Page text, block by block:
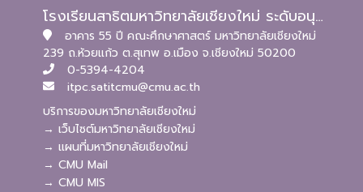
โรงเรียนสาธิตมหาวิทยาลัยเชียงใหม่ ระดับอนุบาลและประถมศึกษา
อาคาร 55 ปี คณะศึกษาศาสตร์ มหาวิทยาลัยเชียงใหม่
239 ถ.ห้วยแก้ว ต.สุเทพ อ.เมือง จ.เชียงใหม่ 50200
0-5394-4204
itpc.satitcmu@cmu.ac.th
บริการของมหาวิทยาลัยเชียงใหม่
→ เว็บไซต์มหาวิทยาลัยเชียงใหม่
→ แผนที่มหาวิทยาลัยเชียงใหม่
→ CMU Mail
→ CMU MIS